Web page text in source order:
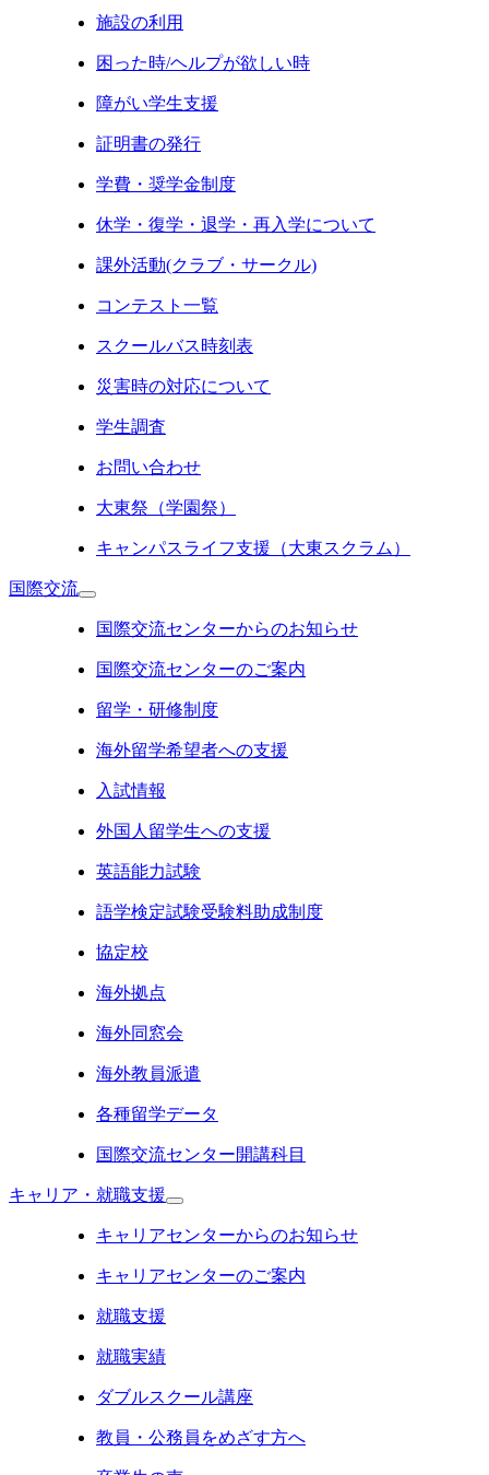
施設の利用
困った時/ヘルプが欲しい時
障がい学生支援
証明書の発行
学費・奨学金制度
休学・復学・退学・再入学について
課外活動(クラブ・サークル)
コンテスト一覧
スクールバス時刻表
災害時の対応について
学生調査
お問い合わせ
大東祭（学園祭）
キャンパスライフ支援（大東スクラム）
国際交流
国際交流センターからのお知らせ
国際交流センターのご案内
留学・研修制度
海外留学希望者への支援
入試情報
外国人留学生への支援
英語能力試験
語学検定試験受験料助成制度
協定校
海外拠点
海外同窓会
海外教員派遣
各種留学データ
国際交流センター開講科目
キャリア・就職支援
キャリアセンターからのお知らせ
キャリアセンターのご案内
就職支援
就職実績
ダブルスクール講座
教員・公務員をめざす方へ